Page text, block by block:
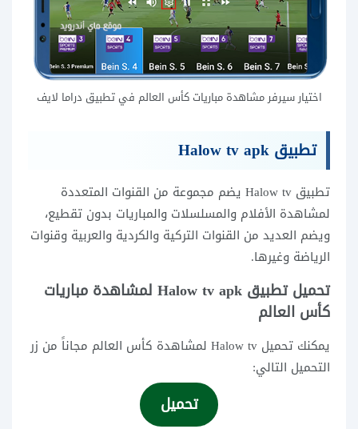
اختيار سيرفر مشاهدة مباريات كأس العالم في تطبيق دراما لايف
تطبيق Halow tv apk
تطبيق Halow tv يضم مجموعة من القنوات المتعددة
لمشاهدة الأفلام والمسلسلات والمباريات بدون تقطيع،
ويضم العديد من القنوات التركية والكردية والعربية وقنوات
الرياضة وغيرها.
تحميل تطبيق Halow tv apk لمشاهدة مباريات
كأس العالم
يمكنك تحميل Halow tv لمشاهدة كأس العالم مجاناً من زر
التحميل التالي:
تحميل